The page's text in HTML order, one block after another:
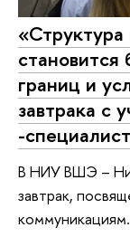
границ и
завтрака с
-
В НИУ ВШЭ –
завтрак,